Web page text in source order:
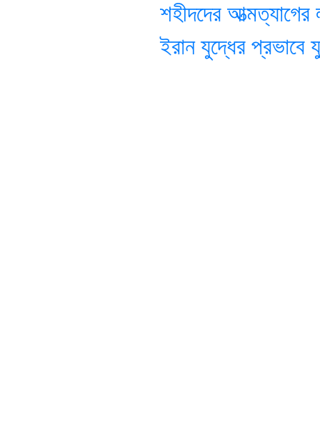
শহীদদের আত্মত্যাগের
ইরান যুদ্ধের প্রভাবে